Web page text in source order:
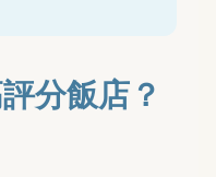
分飯店？